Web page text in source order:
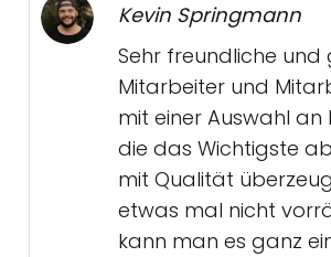
Kevin Springmann
Sehr freundliche und
Mitarbeiter und
mit einer Auswahl
die das Wichtigste
mit Qualität
etwas mal nicht
kann man es ganz